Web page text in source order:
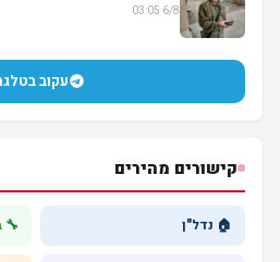
6/8 03:05
עקוב
קישורים מהירים
🏠 נדל"ן 🔧